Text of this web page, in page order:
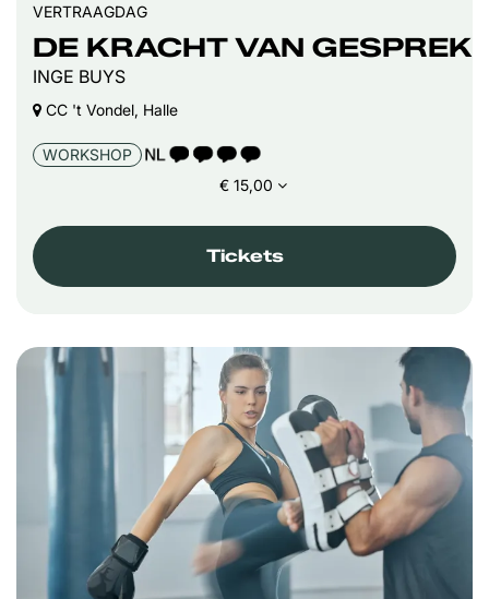
DE KRACHT VAN GESPREK
INGE BUYS
VERTRAAGDAG
CC 't Vondel, Halle
WORKSHOP
TAALICOON 4
€ 15,00
Tickets